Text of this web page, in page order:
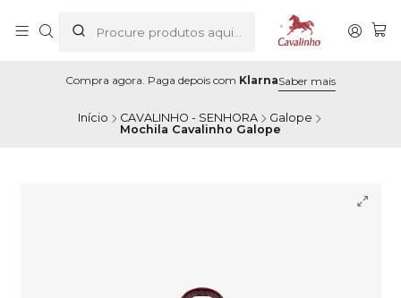
Compra agora. Paga depois com KlarnaSaber mais
Início CAVALINHO - SENHORA
Galope
Mochila Cavalinho Galope